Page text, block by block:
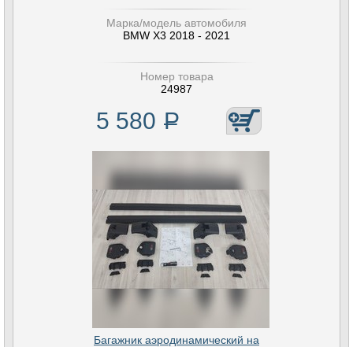
Марка/модель автомобиля
BMW X3 2018 - 2021
Номер товара
24987
5 580 Р
Багажник аэродинамический на